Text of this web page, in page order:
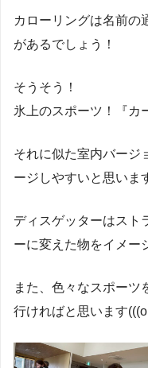
カローリングは名前の
があるでしょう！
そうそう！
氷上のスポーツ！『カ
それに似た室内バージ
ージしやすいと思いま
ディスゲッターはスト
ーに変えた物をイメー
また、色々なスポーツ
行ければと思います